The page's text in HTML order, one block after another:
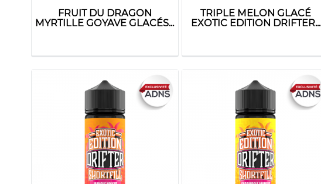
FRUIT DU DRAGON
MYRTILLE GOYAVE GLACÉS...
TRIPLE MELON GLACÉ
EXOTIC EDITION DRIFTER...